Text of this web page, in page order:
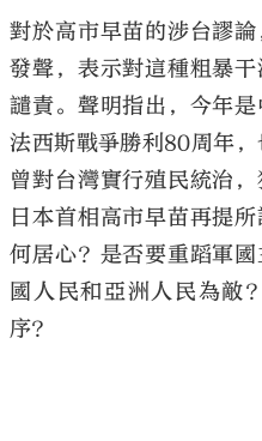
對於高市早苗的涉台謬
發聲，表示對這種粗暴
譴責。聲明指出，今年
法西斯戰爭勝利80周年
曾對台灣實行殖民統治
日本首相高市早苗再提
何居心？是否要重蹈軍
國人民和亞洲人民為敵
序？